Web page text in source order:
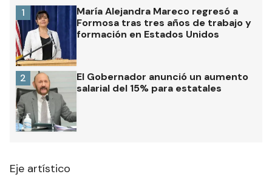
María Alejandra Mareco regresó a
Formosa tras tres años de trabajo y
formación en Estados Unidos
1
El Gobernador anunció un aumento
salarial del 15% para estatales
2
Eje artístico